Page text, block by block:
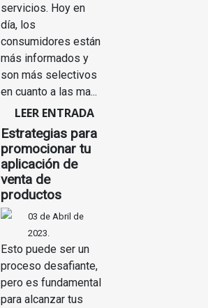
servicios. Hoy en
día, los
consumidores están
más informados y
son más selectivos
en cuanto a las ma...
LEER ENTRADA
Estrategias para
promocionar tu
aplicación de
venta de
productos
03 de Abril de
2023.
Esto puede ser un
proceso desafiante,
pero es fundamental
para alcanzar tus